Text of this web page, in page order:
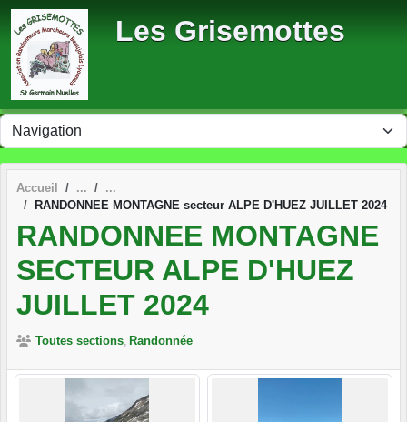
Les Grisemottes
Accueil
RANDONNEE MONTAGNE secteur ALPE D'HUEZ JUILLET 2024
RANDONNEE MONTAGNE
SECTEUR ALPE D'HUEZ
JUILLET 2024
Toutes sections Randonnée
Panneau de gestion des cookies